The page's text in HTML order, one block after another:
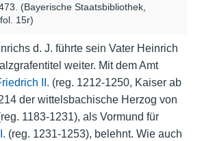
(Bayerische Staatsbibliothek,
, fol. 15r)
d. J. führte sein Vater Heinrich
weiter. Mit dem Amt
II. (reg. 1212-1250, Kaiser ab
der wittelsbachische Herzog von
1183-1231), als Vormund für
(reg. 1231-1253), belehnt. Wie auch